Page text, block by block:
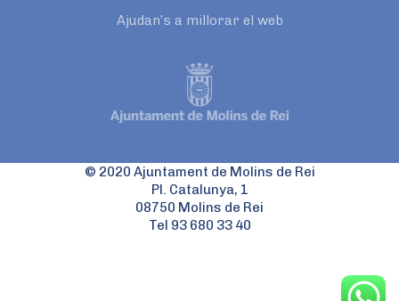
Ajudan’s a millorar el web
© 2020 Ajuntament de Molins de Rei
Pl. Catalunya, 1
08750 Molins de Rei
Tel 93 680 33 40